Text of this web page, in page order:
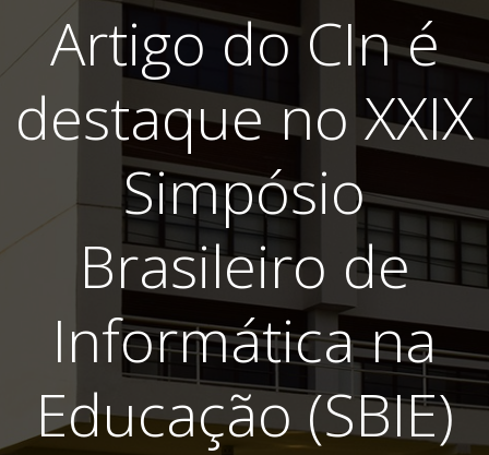
Artigo do CIn é
destaque no XXIX
Simpósio
Brasileiro de
Informática na
Educação (SBIE)